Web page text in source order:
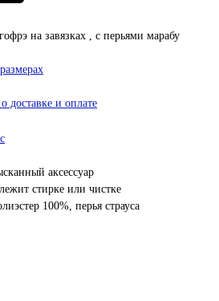
на завязках , с перьями марабу
доставке и оплате
аксессуар
стирке или чистке
100%, перья страуса